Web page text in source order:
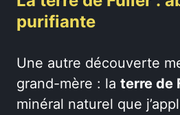
purifiante
Une autre découverte
grand-mère : la terre de
minéral naturel que